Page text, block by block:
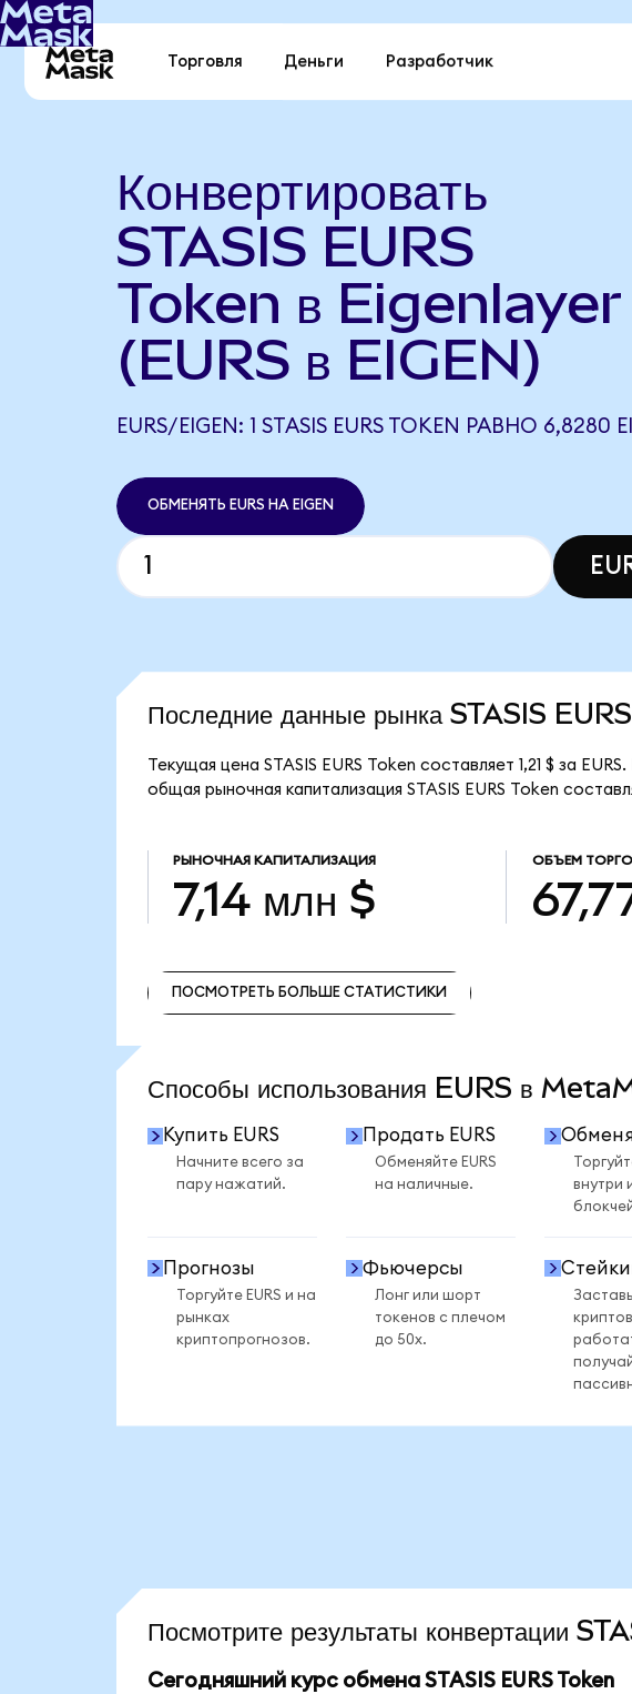
Торговля Деньги Разработчик
Конвертировать
STASIS EURS
Token в Eigenlayer
(EURS в EIGEN)
EURS/EIGEN: 1 STASIS EURS TOKEN РАВНО 6,8280
ОБМЕНЯТЬ EURS НА EIGEN
Последние данные рынка STASIS
Текущая цена STASIS EURS Token составляет 1,21 $ за
общая рыночная капитализация STASIS EURS Token
РЫНОЧНАЯ КАПИТАЛИЗАЦИЯ
7,14 млн $
ОБЪЕМ
ПОСМОТРЕТЬ БОЛЬШЕ СТАТИСТИКИ
Способы использования EURS в
Купить EURS
Начните всего за
пару нажатий.
Продать EURS
Обменяйте EURS
на наличные.
внутри
Прогнозы
Торгуйте EURS и на
рынках
криптопрогнозов.
Фьючерсы
Лонг или шорт
токенов с плечом
до 50x.
Посмотрите результаты конвертации
Сегодняшний курс обмена STASIS EURS Token